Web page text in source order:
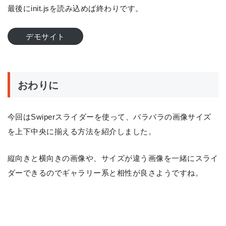
最後にinit.jsを読み込めば終わりです。
デモサイト
おわりに
今回はSwiperスライダーを使って、バラバラの画像サイズ
を上下中央に揃える方法を紹介しました。
縦向きと横向きの画像や、サイズが違う画像を一緒にスライ
ダーできるのでギャラリー系と相性が良さようですね。